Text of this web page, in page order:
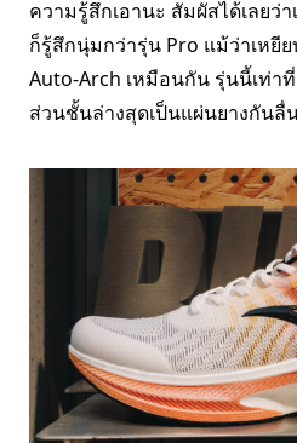
ความรู้สึกเอานะ สัมผัสได้เลยว่
ก็รู้สึกนุ่มกว่ารุ่น Pro แม้ว่าเหยี
Auto-Arch เหมือนกัน รุ่นนี้เท่
ส่วนชั้นล่างสุดเป็นแผ่นยางกันลื่